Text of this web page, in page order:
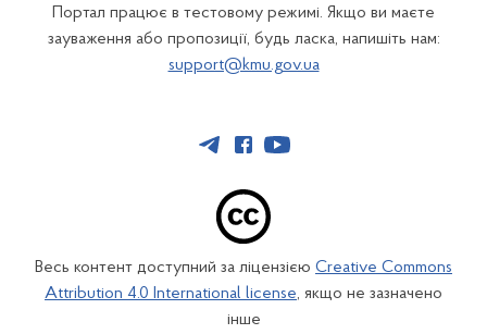
Портал працює в тестовому режимі. Якщо ви маєте
зауваження або пропозиції, будь ласка, напишіть нам:
support@kmu.gov.ua
Весь контент доступний за ліцензією Creative Commons
Attribution 4.0 International license, якщо не зазначено
інше